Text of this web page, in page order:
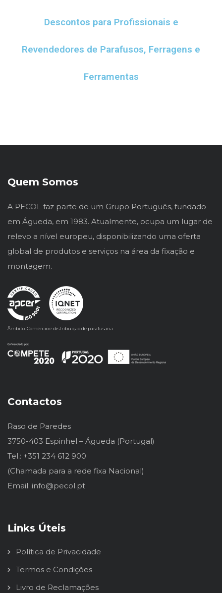
Descontos para Profissionais e
Revendedores de Parafusos, Ferragens e
Ferramentas
Quem Somos
A PECOL faz parte de um Grupo Português, fundado
em Águeda, em 1983. Atualmente, ocupa um lugar de
relevo a nível europeu, disponibilizando uma oferta
global de produtos e serviços na área da fixação e
montagem.
Âmbito: Comércio e distribuição de parafusaria
Contactos
Raso de Paredes
3750-403 Espinhel – Águeda (Portugal)
Tel.: +351 234 612 900
(Chamada para a rede fixa Nacional)
Email: info@pecol.pt
Links Úteis
Política de Privacidade
Termos e Condições
Livro de Reclamações